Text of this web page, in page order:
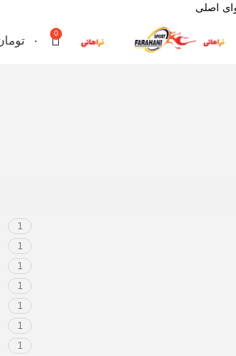
اصلی
0 ۰
1
1
1
1
1
1
1